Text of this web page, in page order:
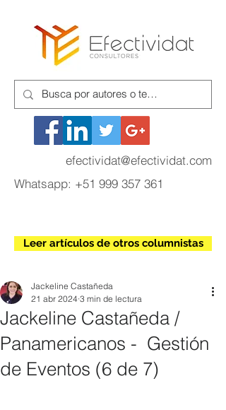
efectividat@efectividat.com
Whatsapp: +51 999 357 361
Leer artículos de otros columnistas
Jackeline Castañeda /
Panamericanos - Gestión
de Eventos (6 de 7)
Jackeline Castañeda
21 abr 2024 3 min de lectura